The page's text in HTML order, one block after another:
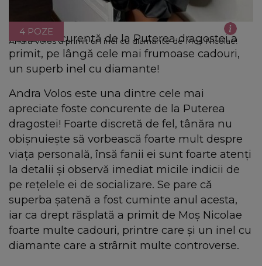
Andra Volos a primit un inel cu diamante de Moș Nicolae!
4 POZE
Fosta concurentă de la Puterea dragostei a
primit, pe lângă cele mai frumoase cadouri,
un superb inel cu diamante!
Andra Volos este una dintre cele mai
apreciate foste concurente de la Puterea
dragostei! Foarte discretă de fel, tânăra nu
obișnuiește să vorbească foarte mult despre
viața personală, însă fanii ei sunt foarte atenți
la detalii și observă imediat micile indicii de
pe rețelele ei de socializare. Se pare că
superba șatenă a fost cuminte anul acesta,
iar ca drept răsplată a primit de Moș Nicolae
foarte multe cadouri, printre care și un inel cu
diamante care a strârnit multe controverse.